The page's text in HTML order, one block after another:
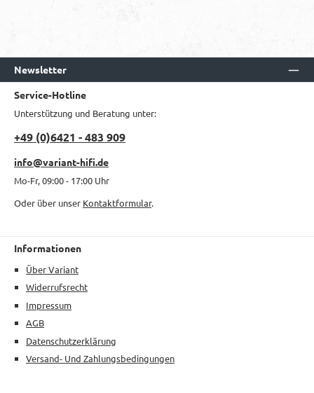
Newsletter
Service-Hotline
Unterstützung und Beratung unter:
+49 (0)6421 - 483 909
info@variant-hifi.de
Mo-Fr, 09:00 - 17:00 Uhr
Oder über unser Kontaktformular.
Informationen
Über Variant
Widerrufsrecht
Impressum
AGB
Datenschutzerklärung
Versand- Und Zahlungsbedingungen